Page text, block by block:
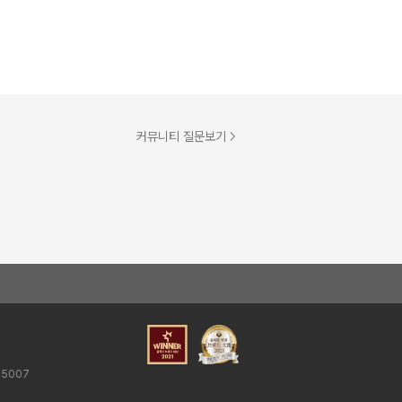
커뮤니티 질문보기